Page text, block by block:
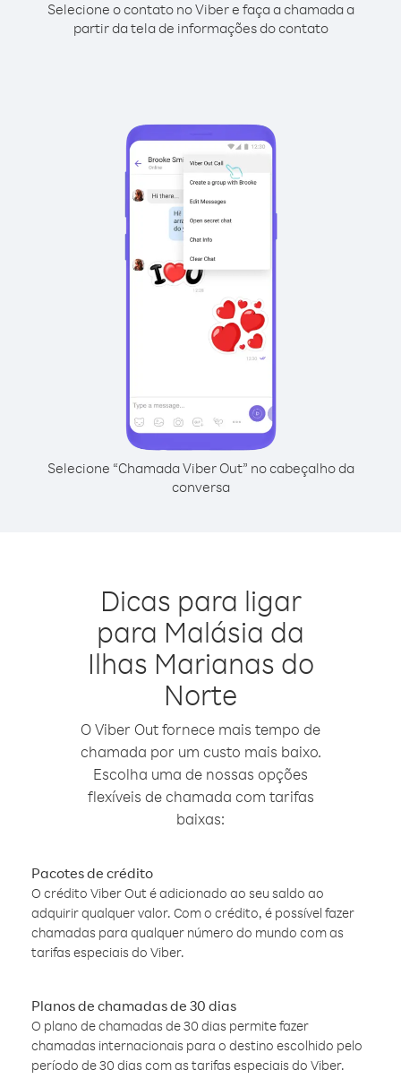
Selecione o contato no Viber e faça a chamada a
partir da tela de informações do contato
Selecione “Chamada Viber Out” no cabeçalho da
conversa
Dicas para ligar
para Malásia da
Ilhas Marianas do
Norte
O Viber Out fornece mais tempo de
chamada por um custo mais baixo.
Escolha uma de nossas opções
flexíveis de chamada com tarifas
baixas:
Pacotes de crédito
O crédito Viber Out é adicionado ao seu saldo ao
adquirir qualquer valor. Com o crédito, é possível fazer
chamadas para qualquer número do mundo com as
tarifas especiais do Viber.
Planos de chamadas de 30 dias
O plano de chamadas de 30 dias permite fazer
chamadas internacionais para o destino escolhido pelo
período de 30 dias com as tarifas especiais do Viber.